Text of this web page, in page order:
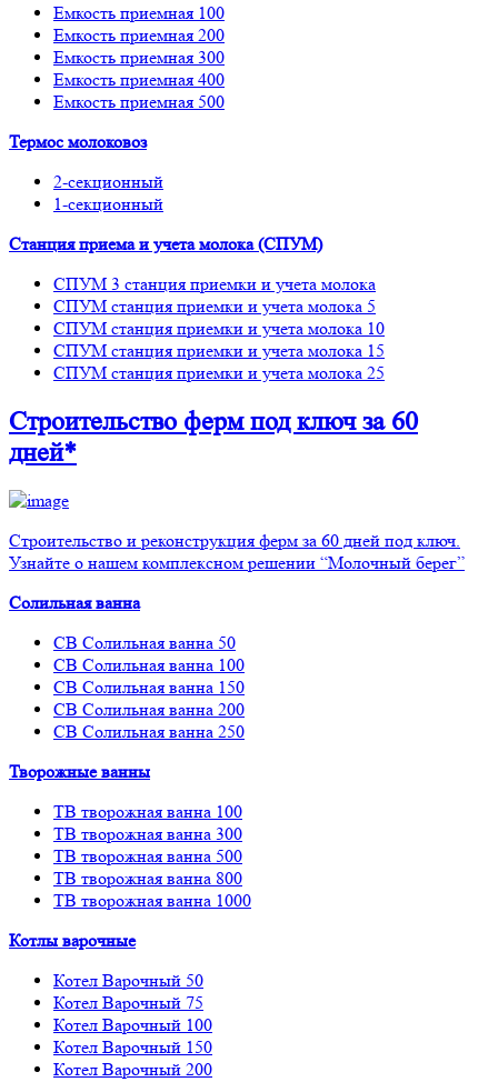
Емкость приемная 100
Емкость приемная 200
Емкость приемная 300
Емкость приемная 400
Емкость приемная 500
Термос молоковоз
2-секционный
1-секционный
Станция приема и учета молока (СПУМ)
СПУМ 3 станция приемки и учета молока
СПУМ станция приемки и учета молока 5
СПУМ станция приемки и учета молока 10
СПУМ станция приемки и учета молока 15
СПУМ станция приемки и учета молока 25
Строительство фермпод ключ за 60
дней*
Строительство и реконструкция ферм за 60 дней под ключ.
Узнайте о нашем комплексном решении “Молочный берег”
Солильная ванна
СВ Солильная ванна 50
СВ Солильная ванна 100
СВ Солильная ванна 150
СВ Солильная ванна 200
СВ Солильная ванна 250
Творожные ванны
ТВ творожная ванна 100
ТВ творожная ванна 300
ТВ творожная ванна 500
ТВ творожная ванна 800
ТВ творожная ванна 1000
Котлы варочные
Котел Варочный 50
Котел Варочный 75
Котел Варочный 100
Котел Варочный 150
Котел Варочный 200